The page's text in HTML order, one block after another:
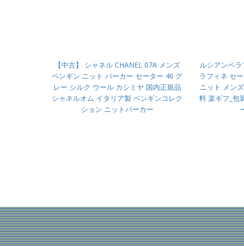
【中古】 シャネル CHANEL 07A メンズ
ペンギン ニット パーカー セーター 46 グ
レー シルク ウール カシミヤ 国内正規品
シャネルオム イタリア製 ペンギンコレク
ション ニットパーカー
ルシアンペ
ラフィネ セ
ニット メン
料 楽ギフ_包